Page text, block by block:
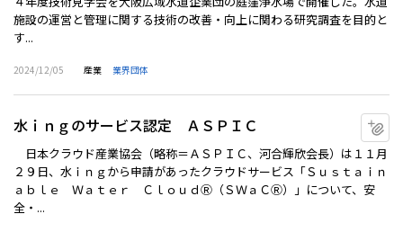
施設の運営と管理に関する技術の改善・向上に関わる研究調査を目的と
す...
2024/12/05 産業 業界団体
水ｉｎｇのサービス認定 ＡＳＰＩＣ
日本クラウド産業協会（略称＝ＡＳＰＩＣ、河合輝欣会長）は１１月
２９日、水ｉｎｇから申請があったクラウドサービス「Ｓｕｓｔａｉｎ
ａｂｌｅ Ｗａｔｅｒ ＣｌｏｕｄⓇ（ＳＷａＣⓇ）」について、安
全・...